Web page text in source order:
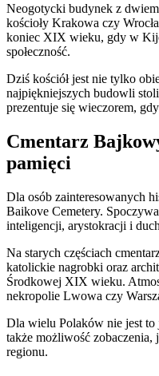
Neogotycki budynek z
kościoły Krakowa czy
koniec XIX wieku, gdy w
społeczność.
Dziś kościół jest nie tylko
najpiękniejszych budowli
prezentuje się wieczorem,
Cmentarz
pamięci
Dla osób zainteresowanych
Baikove Cemetery.
inteligencji, arystokracji i
Na starych częściach
katolickie nagrobki oraz
Środkowej XIX wieku.
nekropolie Lwowa czy
Dla wielu Polaków nie jest to
także możliwość zobaczenia,
regionu.